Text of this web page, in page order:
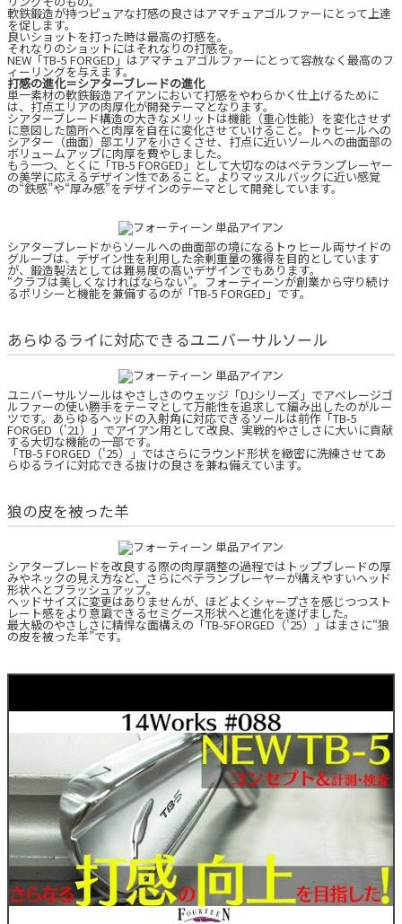
軟鉄鍛造が持つピュアな打感の良さはアマチュアゴルファーにとって上達
を促します。
良いショットを打った時は最高の打感を。
それなりのショットにはそれなりの打感を。
NEW「TB-5 FORGED」はアマチュアゴルファーにとって容赦なく最高のフ
ィーリングを与えます。
打感の進化＝シアターブレードの進化
単一素材の軟鉄鍛造アイアンにおいて打感をやわらかく仕上げるために
は、打点エリアの肉厚化が開発テーマとなります。
シアターブレード構造の大きなメリットは機能（重心性能）を変化させず
に意図した箇所へと肉厚を自在に変化させていけること。トゥヒールへの
シアター（曲面）部エリアを小さくさせ、打点に近いソールへの曲面部の
ボリュームアップに肉厚を費やしました。
もう一つ、とくに「TB-5 FORGED」として大切なのはベテランプレーヤー
の美学に応えるデザイン性であること。よりマッスルバックに近い感覚
の“鉄感”や“厚み感”をデザインのテーマとして開発しています。
シアターブレードからソールへの曲面部の境になるトゥヒール両サイドの
グルーブは、デザイン性を利用した余剰重量の獲得を目的としています
が、鍛造製法としては難易度の高いデザインでもあります。
“クラブは美しくなければならない”。フォーティーンが創業から守り続け
るポリシーと機能を兼備するのが「TB-5 FORGED」です。
あらゆるライに対応できるユニバーサルソール
ユニバーサルソールはやさしさのウェッジ「DJシリーズ」でアベレージゴ
ルファーの使い勝手をテーマとして万能性を追求して編み出したのがルー
ツです。あらゆるヘッドの入射角に対応できるソールは前作「TB-5
FORGED（'21）」でアイアン用として改良、実戦的やさしさに大いに貢献
する大切な機能の一部です。
「TB-5 FORGED（'25）」ではさらにラウンド形状を緻密に洗練させてあ
らゆるライに対応できる抜けの良さを兼ね備えています。
狼の皮を被った羊
シアターブレードを改良する際の肉厚調整の過程ではトップブレードの厚
みやネックの見え方など、さらにベテランプレーヤーが構えやすいヘッド
形状へとブラッシュアップ。
ヘッドサイズに変更はありませんが、ほどよくシャープさを感じつつスト
レート感をより意識できるセミグース形状へと進化を遂げました。
最大級のやさしさに精悍な面構えの「TB-5FORGED（'25）」はまさに“狼
の皮を被った羊”です。